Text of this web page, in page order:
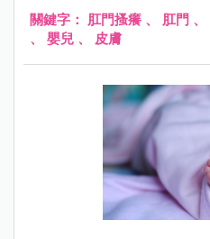
關鍵字： 肛門搔癢 、 肛門 、
、 嬰兒 、 皮膚